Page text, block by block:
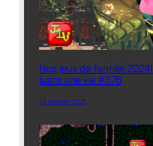
Nos jeux de l’année
juste une vie #376
23 janvier 2025